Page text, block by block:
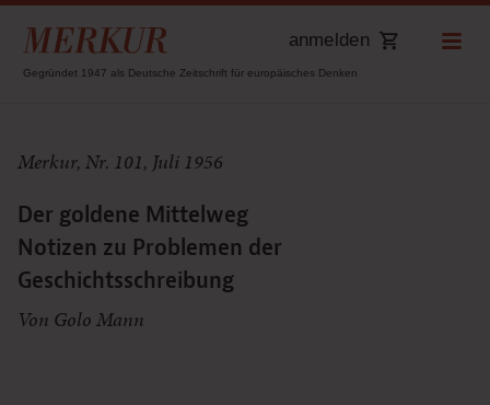
Gegründet 1947 als Deutsche Zeitschrift für europäisches Denken
anmelden
Merkur, Nr. 101, Juli 1956
Der goldene Mittelweg
Notizen zu Problemen der
Geschichtsschreibung
Von Golo Mann